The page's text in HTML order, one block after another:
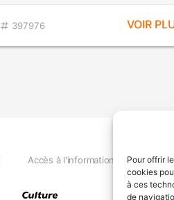
Pour offrir
cookies
à ces
de
397976 VOIR
Accès à l'information